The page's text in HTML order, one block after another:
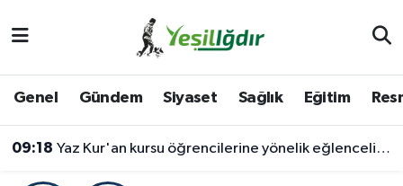
Genel Gündem Siyaset Sağlık Eğitim
09:18 Yaz Kur'an kursu öğrencilerine yönelik eğlenceli ve eğitici etkinlik
İğdir Namaz Vakitleri